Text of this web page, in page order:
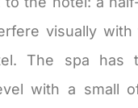
visually
The spa has
with a small